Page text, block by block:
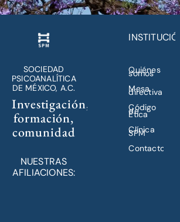
SOCIEDAD
PSICOANALÍTICA
DE MÉXICO, A.C.
Investigación,
formación,
comunidad
NUESTRAS
AFILIACIONES:
INSTITUCIÓN
Quiénes
somos
Mesa
directiva
Código
de
Ética
Clínica
SPM
Contacto